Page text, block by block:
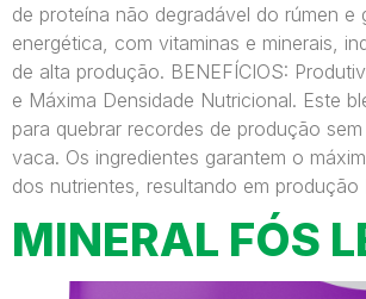
de proteína não degradável do rúmen e
energética, com vitaminas e minerais,
de alta produção. BENEFÍCIOS:
e Máxima Densidade Nutricional. Este
para quebrar recordes de produção
vaca. Os ingredientes garantem o
dos nutrientes, resultando em
MINERAL FÓS